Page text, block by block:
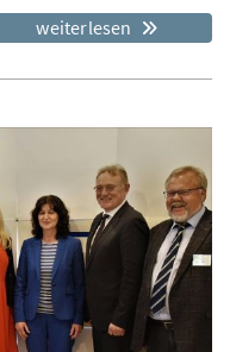
weiterlesen